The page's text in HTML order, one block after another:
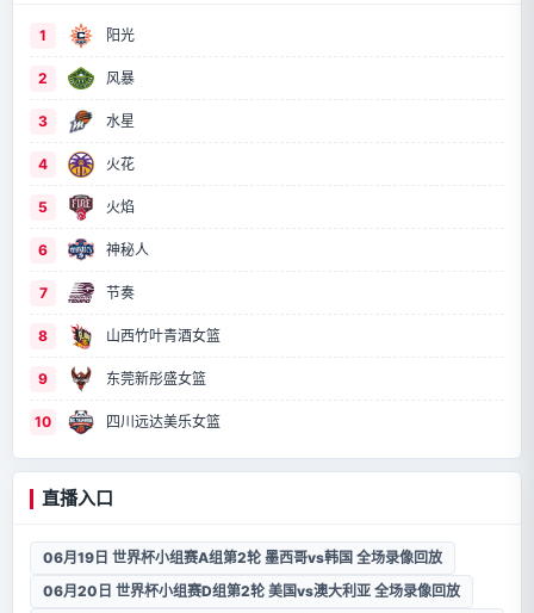
1 阳光
2 风暴
3 水星
4 火花
5 火焰
6 神秘人
7 节奏
8 山西竹叶青酒女篮
9 东莞新彤盛女篮
10 四川远达美乐女篮
直播入口
06月19日 世界杯小组赛A组第2轮 墨西哥vs韩国 全场录像回放
06月20日 世界杯小组赛D组第2轮 美国vs澳大利亚 全场录像回放